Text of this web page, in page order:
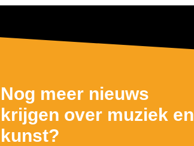
Nog meer nieuws
krijgen over muziek en
kunst?